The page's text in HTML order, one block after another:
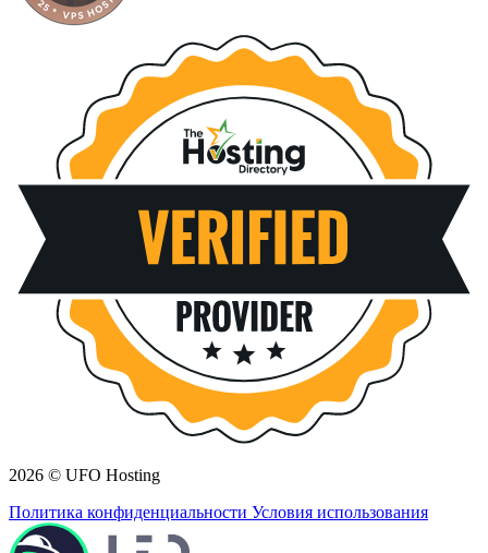
2026 © UFO Hosting
Политика конфиденциальности Условия использования